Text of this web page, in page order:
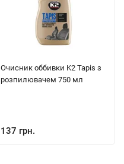
Очисник оббивки K2 Tapis з
розпилювачем 750 мл
137 грн.